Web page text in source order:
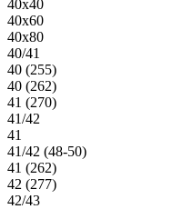
40х40
40х60
40х80
40/41
40 (255)
40 (262)
41 (270)
41/42
41
41/42 (48-50)
41 (262)
42 (277)
42/43